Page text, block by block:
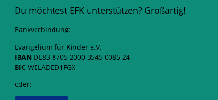
Du möchtest EFK unterstützen? Großartig!
Bankverbindung:
Evangelium für Kinder e.V.
IBAN DE83 8705 2000 3545 0085 24
BIC WELADED1FGX
oder: